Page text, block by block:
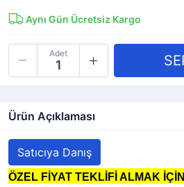
Aynı Gün Ücretsiz Kargo
Adet
Ürün Açıklaması
Satıcıya Danış
ÖZEL FİYAT TEKLİFİ ALMAK İÇİN